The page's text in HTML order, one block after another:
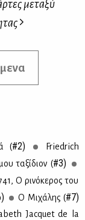
μεταξύ
(#2)
Friedrich
τα­ξί­διον (#3)
Ο ρι­νό­κε­ρος του
Ο Μι­χά­λης (#7)
Jacquet de la